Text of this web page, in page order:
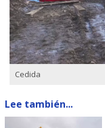
Cedida
Lee también...